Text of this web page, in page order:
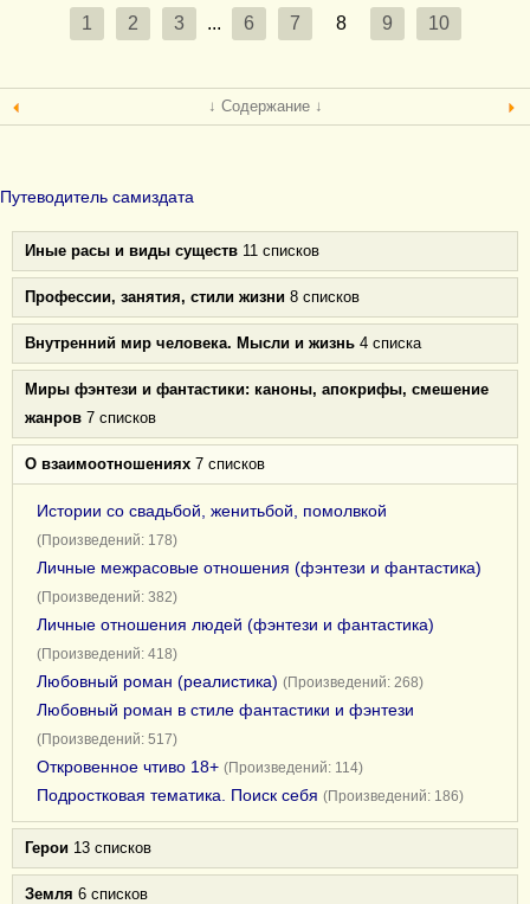
1 2 3 ... 6 7 8 9 10
↓ Содержание ↓
Путеводитель самиздата
Иные расы и виды существ 11 списков
Профессии, занятия, стили жизни 8 списков
Внутренний мир человека. Мысли и жизнь 4 списка
Миры фэнтези и фантастики: каноны, апокрифы, смешение
жанров 7 списков
О взаимоотношениях 7 списков
Истории со свадьбой, женитьбой, помолвкой
(Произведений: 178)
Личные межрасовые отношения (фэнтези и фантастика)
(Произведений: 382)
Личные отношения людей (фэнтези и фантастика)
(Произведений: 418)
Любовный роман (реалистика) (Произведений: 268)
Любовный роман в стиле фантастики и фэнтези
(Произведений: 517)
Откровенное чтиво 18+ (Произведений: 114)
Подростковая тематика. Поиск себя (Произведений: 186)
Герои 13 списков
Земля 6 списков